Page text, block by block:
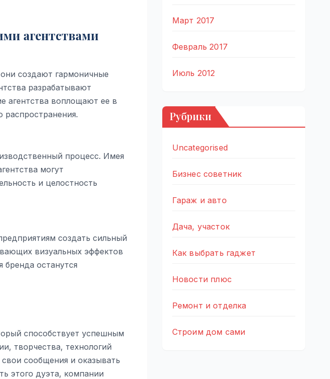
агентствами
создают гармоничные
разрабатывают
агентства воплощают ее в
процесс. Имея
могут
и целостность
создать сильный
визуальных эффектов
останутся
способствует успешным
творчества, технологий
сообщения и оказывать
этого дуэта, компании
Март 2017
Февраль 2017
Июль 2012
Рубрики
Uncategorised
Бизнес советник
Гараж и авто
Дача, участок
Как выбрать гаджет
Новости плюс
Ремонт и отделка
Строим дом сами